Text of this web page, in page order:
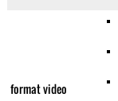
format video